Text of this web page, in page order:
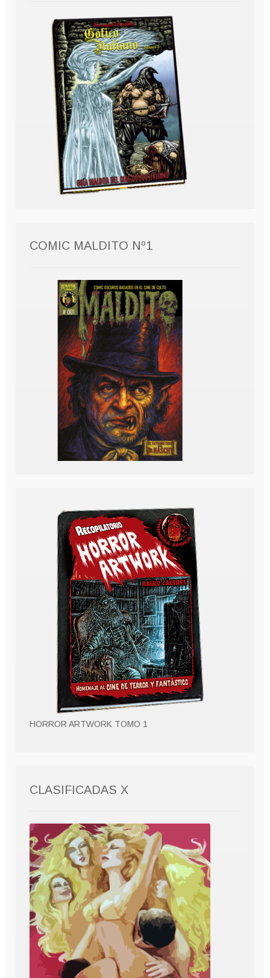
COMIC MALDITO Nº1
HORROR ARTWORK TOMO 1
CLASIFICADAS X